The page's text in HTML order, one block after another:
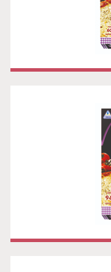
MASA MADRE